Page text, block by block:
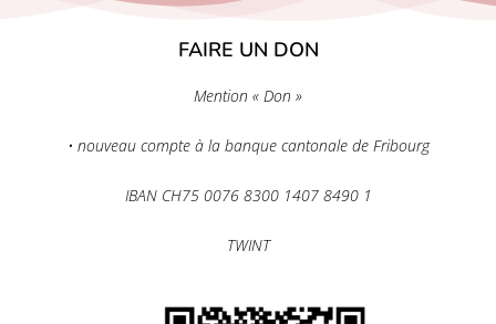
FAIRE UN DON
Mention « Don »
• nouveau compte à la banque cantonale de Fribourg
IBAN CH75 0076 8300 1407 8490 1
TWINT